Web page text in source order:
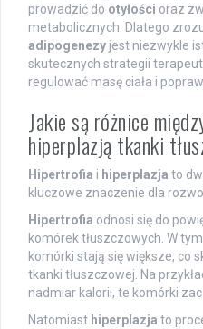
prowadzić do otyłości oraz
metabolicznych. Dlatego
adipogenezy jest niezwykle
skutecznych strategii
regulować masę ciała i
Jakie są różnice
hiperplazją tkanki
Hipertrofia i hiperplazja to
kluczowe znaczenie dla
Hipertrofia odnosi się do
komórek tłuszczowych. W
komórki stają się większe, co
tkanki tłuszczowej. Na
nadmiar kalorii, te komórki
Natomiast hiperplazja to